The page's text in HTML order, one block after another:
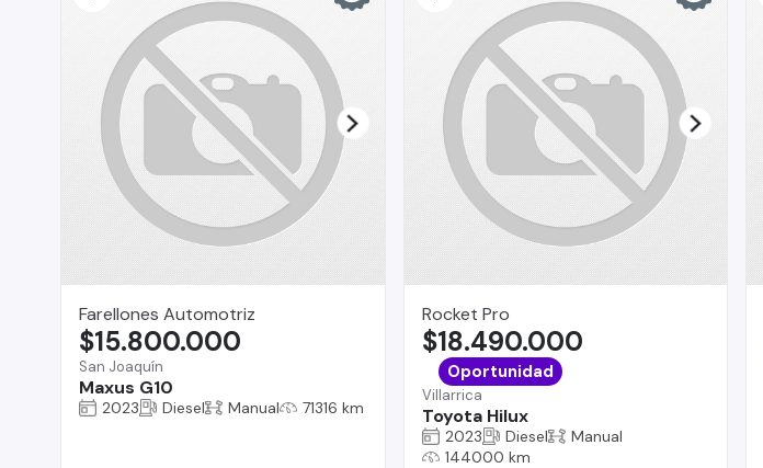
Farellones Automotriz
San Joaquín
Maxus G10
$15.800.000
2023 Diesel Manual 71316 km
Rocket Pro
Villarrica
Toyota Hilux
$18.490.000
Oportunidad
2023 Diesel
Manual
144000 km